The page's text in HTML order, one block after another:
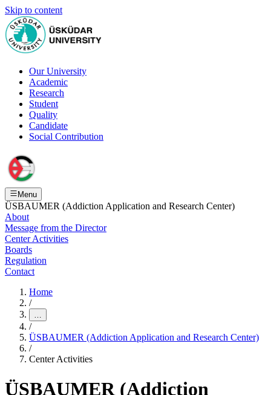
Skip to content
Our University
Academic
Research
Student
Quality
Candidate
Social Contribution
Menu
ÜSBAUMER (Addiction Application and Research Center)
About
Message from the Director
Center Activities
Boards
Regulation
Contact
Home
/
…
/
ÜSBAUMER (Addiction Application and Research Center)
/
Center Activities
ÜSBAUMER (Addiction